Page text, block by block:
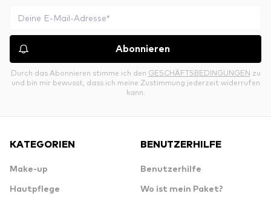
Abonnieren
Durch das Abonnieren stimme ich den GESCHÄFTSBEDINGUNGEN zu
und bin mir bewusst, dass ich meine Zustimmung jederzeit widerrufen
kann.
KATEGORIEN
Make-up
Hautpflege
BENUTZERHILFE
Benutzerhilfe
Wo ist mein Paket?